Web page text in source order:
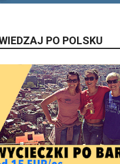
PO POLSKU